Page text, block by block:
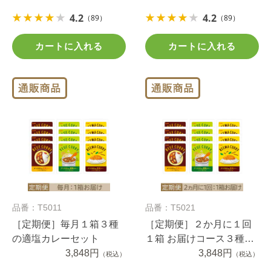
4.2 （89）
カートに入れる
4.2 （89）
カートに入れる
品番：T5011
［定期便］毎月１箱３種
の適塩カレーセット
3,848円
（税込）
品番：T5021
［定期便］２か月に１回
１箱 お届けコース３種の
適塩カレーセット
3,848円 （税込）